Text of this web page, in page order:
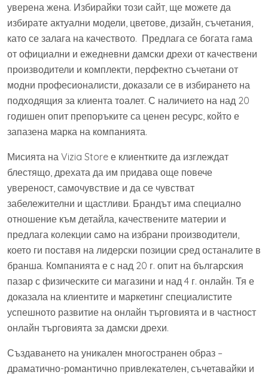
уверена жена. Избирайки този сайт, ще можете да
избирате актуални модели, цветове, дизайн, съчетания,
като се залага на качеството. Предлага се богата гама
от официални и ежедневни дамски дрехи от качествени
производители и комплекти, перфектно съчетани от
модни професионалисти, доказали се в избирането на
подходящия за клиента тоалет. С наличието на над 20
годишен опит препоръките са ценен ресурс, който е
запазена марка на компанията.
Мисията на Vizia Store е клиентките да изглеждат
блестящо, дрехата да им придава още повече
увереност, самочувствие и да се чувстват
забележителни и щастливи. Брандът има специално
отношение към детайла, качествените материи и
предлага колекции само на избрани производители,
което ги поставя на лидерски позиции сред останалите в
бранша. Компанията е с над 20 г. опит на българския
пазар с физическите си магазини и над 4 г. онлайн. Тя е
доказала на клиентите и маркетинг специалистите
успешното развитие на онлайн търговията и в частност
онлайн търговията за дамски дрехи.
Създаването на уникален многостранен образ –
драматично-романтично привлекателен, съчетавайки и